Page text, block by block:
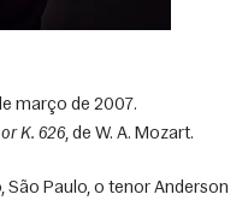
março de 2007.
K. 626, de W. A. Mozart.
São Paulo, o tenor Anderson